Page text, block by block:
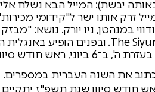
יבשת): המייל הבא נשלח
זרק אותו ישר ל"קידומי
במנהטן, ניו יורק. נושא:
חודש סיוון 5787".
לכתוב את השנה העברית